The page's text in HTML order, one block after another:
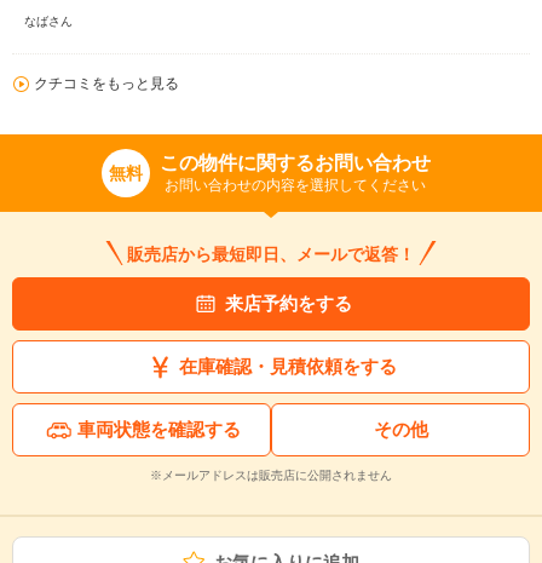
なばさん
クチコミをもっと見る
無料 この物件に関するお問い合わせ
お問い合わせの内容を選択してください
販売店から最短即日、メールで返答！
来店予約をする
在庫確認・見積依頼をする
車両状態を確認する その他
※メールアドレスは販売店に公開されません